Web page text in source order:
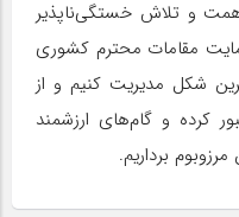
و تلاش خستگی‌ناپذیر
مقامات محترم کشوری
شکل مدیریت کنیم و از
کرده و گام‌های ارزشمند
برداریم.